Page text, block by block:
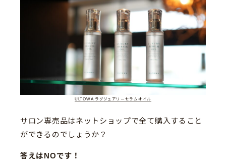
ULTOWA ラグジュアリーセラムオイル
サロン専売品はネットショップで全て購入すること
ができるのでしょうか？
答えはNOです！